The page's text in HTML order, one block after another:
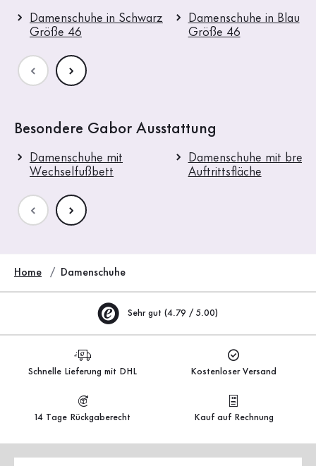
Damenschuhe in Schwarz
Größe 46
Damenschuhe in Blau
Größe 46
Besondere Gabor Ausstattung
Damenschuhe mit
Wechselfußbett
Damenschuhe mit
Auftrittsfläche
Home Damenschuhe
Sehr gut (4.79 / 5.00)
Schnelle Lieferung mit DHL Kostenloser Versand
14 Tage Rückgaberecht Kauf auf Rechnung